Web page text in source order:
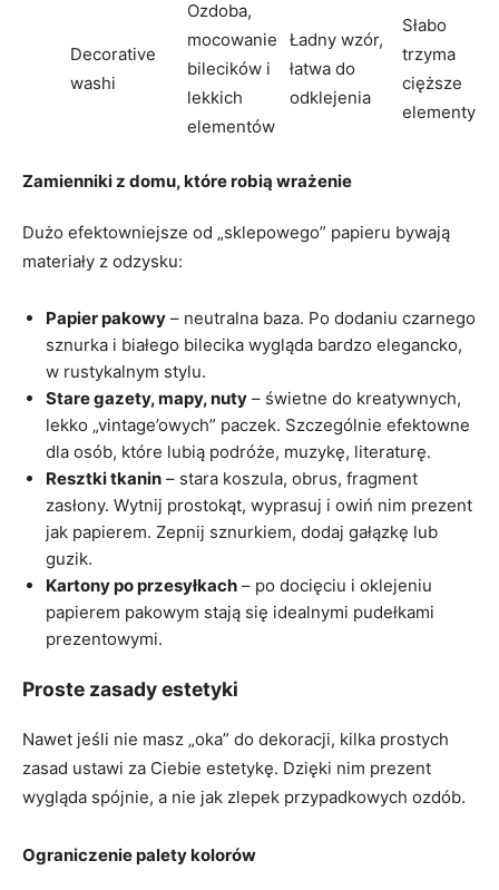
Decorative
washi
Ozdoba,
mocowanie
bilecików i
lekkich
elementów
Ładny wzór,
łatwa do
odklejenia
Słabo
trzyma
cięższe
elementy
Zamienniki z domu, które robią wrażenie
Dużo efektowniejsze od „sklepowego” papieru bywają
materiały z odzysku:
Papier pakowy – neutralna baza. Po dodaniu czarnego
sznurka i białego bilecika wygląda bardzo elegancko,
w rustykalnym stylu.
Stare gazety, mapy, nuty – świetne do kreatywnych,
lekko „vintage’owych” paczek. Szczególnie efektowne
dla osób, które lubią podróże, muzykę, literaturę.
Resztki tkanin – stara koszula, obrus, fragment
zasłony. Wytnij prostokąt, wyprasuj i owiń nim prezent
jak papierem. Zepnij sznurkiem, dodaj gałązkę lub
guzik.
Kartony po przesyłkach – po docięciu i oklejeniu
papierem pakowym stają się idealnymi pudełkami
prezentowymi.
Proste zasady estetyki
Nawet jeśli nie masz „oka” do dekoracji, kilka prostych
zasad ustawi za Ciebie estetykę. Dzięki nim prezent
wygląda spójnie, a nie jak zlepek przypadkowych ozdób.
Ograniczenie palety kolorów